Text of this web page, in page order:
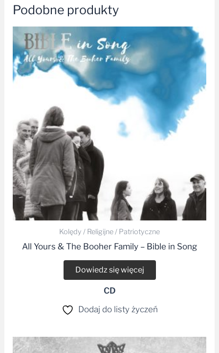
Podobne produkty
Kolędy / Religijne / Patriotyczne
All Yours & The Booher Family – Bible in Song
Dowiedz się więcej
CD
Dodaj do listy życzeń
Zakres